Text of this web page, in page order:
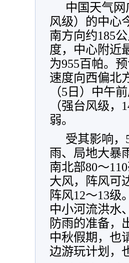
中国天气
风级）的中心
南方向约185
度，中心附近
为955百帕。
速度向西偏北
（5日）中午
（强台风级
弱。
受其影响
雨、局地大暴
南北部80～
大风，阵风可
阵风12～13
中小河流洪水
防雨的准备，
中秋假期，也
边游玩计划，